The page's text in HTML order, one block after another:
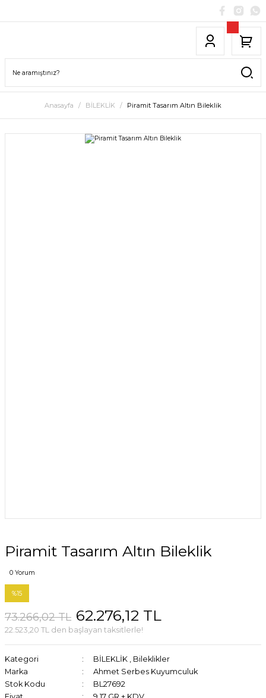
Anasayfa BİLEKLİK Piramit Tasarım Altın Bileklik
Piramit Tasarım Altın Bileklik
0 Yorum
%15
73.266,02 TL 62.276,12 TL
22.523,20 TL den başlayan taksitlerle!
Kategori BİLEKLİK , Bileklikler
Marka
Ahmet Serbes Kuyumculuk
Stok Kodu
BL27692